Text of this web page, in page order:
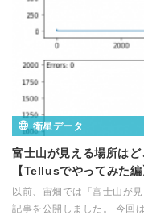
衛星データ
富士山が見える場所は
【Tellusでやってみた編
以前、宙畑では「富士山が
記事を公開しました。 今回